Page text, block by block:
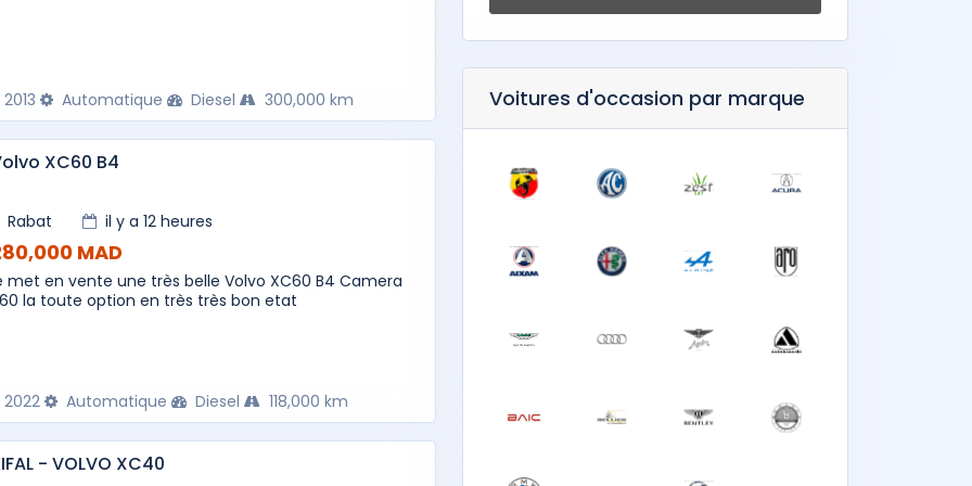
2013 Automatique Diesel 300,000 km
XC60 B4
Rabat il y a 12 heures
MAD
met en vente une très belle Volvo XC60 B4 Camera
la toute option en très très bon etat
2022 Automatique Diesel 118,000 km
- VOLVO XC40
Voitures d'occasion par marque